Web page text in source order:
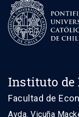
Instituto de
Facultad de
Avda. Vicuña